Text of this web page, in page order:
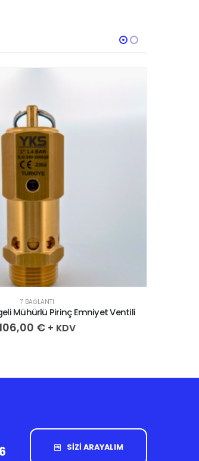
1" BAĞLANTI
Mühürlü Pirinç Emniyet Ventili
€ + KDV
SİZİ ARAYALIM